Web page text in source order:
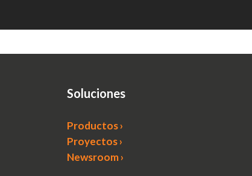
Soluciones
Productos ›
Proyectos ›
Newsroom ›